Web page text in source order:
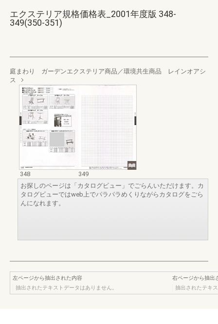
エクステリア規格価格表_2001年度版 348-
349(350-351)
庭まわり ガーデンエクステリア商品／環境共生商品 レインオアシ
ス
348
349
お探しのページは「カタログビュー」でごらんいただけます。カ
タログビューではweb上でパラパラめくりながらカタログをごら
んになれます。
左ページから抽出された内容
抽出されたテキストデータはありません。
右ページから抽出
抽出されたテキ